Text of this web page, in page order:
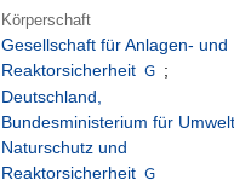
Körperschaft
Gesellschaft für Anlagen- und
Reaktorsicherheit
;
Deutschland,
Bundesministerium für
Naturschutz und
Reaktorsicherheit